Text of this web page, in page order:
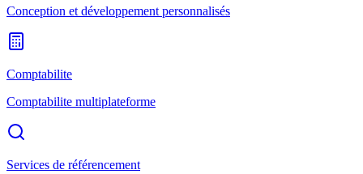
Conception et développement personnalisés
Comptabilite
Comptabilite multiplateforme
Services de référencement